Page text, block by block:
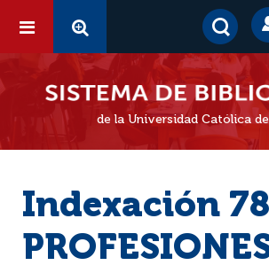
de la Universidad Católica
Indexación